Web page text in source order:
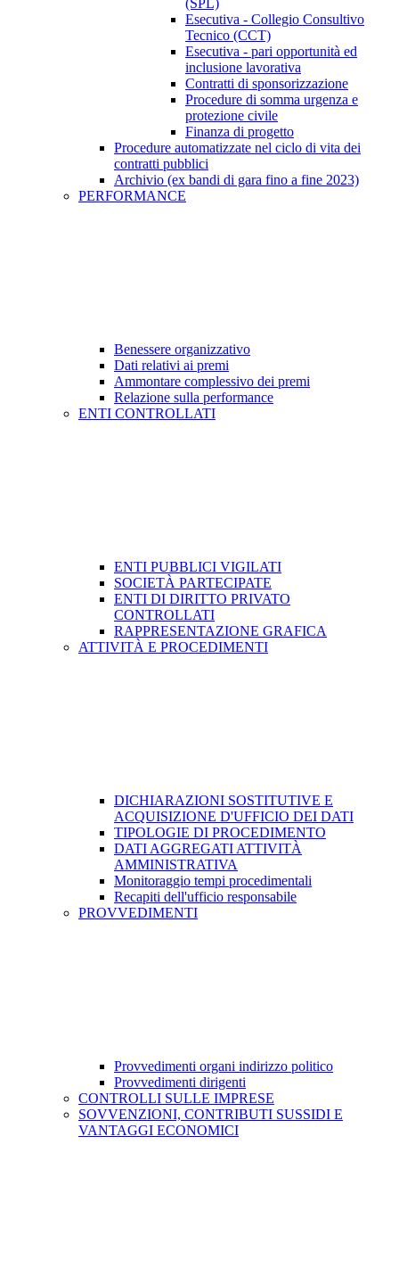
(SPL)
Esecutiva - Collegio Consultivo
Tecnico (CCT)
Esecutiva - pari opportunità ed
inclusione lavorativa
Contratti di sponsorizzazione
Procedure di somma urgenza e
protezione civile
Finanza di progetto
Procedure automatizzate nel ciclo di vita dei
contratti pubblici
Archivio (ex bandi di gara fino a fine 2023)
PERFORMANCE
Benessere organizzativo
Dati relativi ai premi
Ammontare complessivo dei premi
Relazione sulla performance
ENTI CONTROLLATI
ENTI PUBBLICI VIGILATI
SOCIETÀ PARTECIPATE
ENTI DI DIRITTO PRIVATO
CONTROLLATI
RAPPRESENTAZIONE GRAFICA
ATTIVITÀ E PROCEDIMENTI
DICHIARAZIONI SOSTITUTIVE E
ACQUISIZIONE D'UFFICIO DEI DATI
TIPOLOGIE DI PROCEDIMENTO
DATI AGGREGATI ATTIVITÀ
AMMINISTRATIVA
Monitoraggio tempi procedimentali
Recapiti dell'ufficio responsabile
PROVVEDIMENTI
Provvedimenti organi indirizzo politico
Provvedimenti dirigenti
CONTROLLI SULLE IMPRESE
SOVVENZIONI, CONTRIBUTI SUSSIDI E
VANTAGGI ECONOMICI